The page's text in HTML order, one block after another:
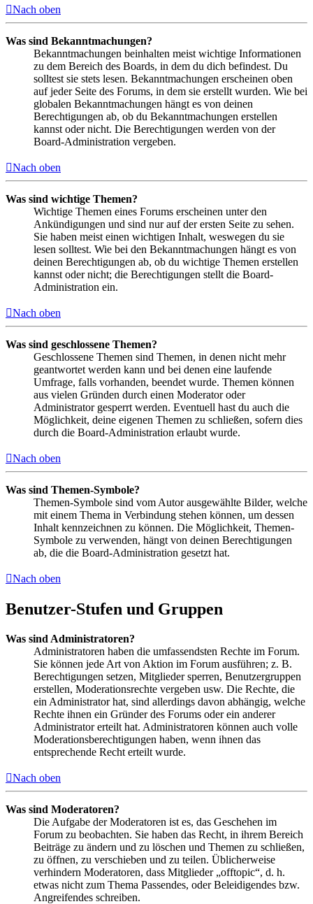
Nach oben
Was sind Bekanntmachungen?
Bekanntmachungen beinhalten meist wichtige Informationen
zu dem Bereich des Boards, in dem du dich befindest. Du
solltest sie stets lesen. Bekanntmachungen erscheinen oben
auf jeder Seite des Forums, in dem sie erstellt wurden. Wie bei
globalen Bekanntmachungen hängt es von deinen
Berechtigungen ab, ob du Bekanntmachungen erstellen
kannst oder nicht. Die Berechtigungen werden von der
Board-Administration vergeben.
Nach oben
Was sind wichtige Themen?
Wichtige Themen eines Forums erscheinen unter den
Ankündigungen und sind nur auf der ersten Seite zu sehen.
Sie haben meist einen wichtigen Inhalt, weswegen du sie
lesen solltest. Wie bei den Bekanntmachungen hängt es von
deinen Berechtigungen ab, ob du wichtige Themen erstellen
kannst oder nicht; die Berechtigungen stellt die Board-
Administration ein.
Nach oben
Was sind geschlossene Themen?
Geschlossene Themen sind Themen, in denen nicht mehr
geantwortet werden kann und bei denen eine laufende
Umfrage, falls vorhanden, beendet wurde. Themen können
aus vielen Gründen durch einen Moderator oder
Administrator gesperrt werden. Eventuell hast du auch die
Möglichkeit, deine eigenen Themen zu schließen, sofern dies
durch die Board-Administration erlaubt wurde.
Nach oben
Was sind Themen-Symbole?
Themen-Symbole sind vom Autor ausgewählte Bilder, welche
mit einem Thema in Verbindung stehen können, um dessen
Inhalt kennzeichnen zu können. Die Möglichkeit, Themen-
Symbole zu verwenden, hängt von deinen Berechtigungen
ab, die die Board-Administration gesetzt hat.
Nach oben
Benutzer-Stufen und Gruppen
Was sind Administratoren?
Administratoren haben die umfassendsten Rechte im Forum.
Sie können jede Art von Aktion im Forum ausführen; z. B.
Berechtigungen setzen, Mitglieder sperren, Benutzergruppen
erstellen, Moderationsrechte vergeben usw. Die Rechte, die
ein Administrator hat, sind allerdings davon abhängig, welche
Rechte ihnen ein Gründer des Forums oder ein anderer
Administrator erteilt hat. Administratoren können auch volle
Moderationsberechtigungen haben, wenn ihnen das
entsprechende Recht erteilt wurde.
Nach oben
Was sind Moderatoren?
Die Aufgabe der Moderatoren ist es, das Geschehen im
Forum zu beobachten. Sie haben das Recht, in ihrem Bereich
Beiträge zu ändern und zu löschen und Themen zu schließen,
zu öffnen, zu verschieben und zu teilen. Üblicherweise
verhindern Moderatoren, dass Mitglieder „offtopic“, d. h.
etwas nicht zum Thema Passendes, oder Beleidigendes bzw.
Angreifendes schreiben.